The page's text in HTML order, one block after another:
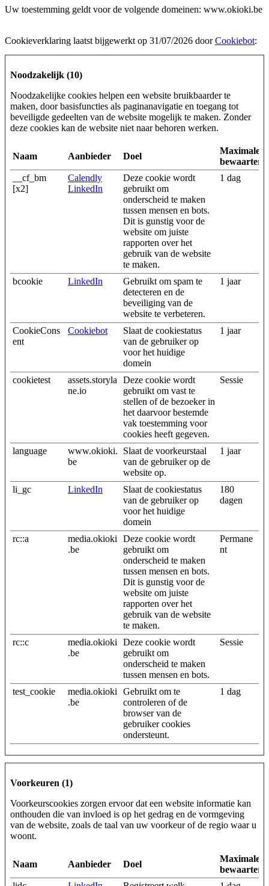
Uw toestemming geldt voor de volgende domeinen: www.okioki.be
Cookieverklaring laatst bijgewerkt op 31/07/2026 doorCookiebot:
Noodzakelijk (10)
Noodzakelijke cookies helpen een website bruikbaarder te
maken, door basisfuncties als paginanavigatie en toegang tot
beveiligde gedeelten van de website mogelijk te maken. Zonder
deze cookies kan de website niet naar behoren werken.
Naam Aanbieder Doel
Maximale
__cf_bm
[x2]
Calendly
LinkedIn
Deze cookie wordt
gebruikt om
onderscheid te maken
tussen mensen en bots.
Dit is gunstig voor de
website om juiste
rapporten over het
gebruik van de website
te maken.
1 dag
bcookie LinkedIn
Gebruikt om spam te
detecteren en de
beveiliging van de
website te verbeteren.
1 jaar
CookieCons
ent
Cookiebot
Slaat de cookiestatus
van de gebruiker op
voor het huidige
domein
1 jaar
cookietest
assets.storyla
ne.io
Deze cookie wordt
gebruikt om vast te
stellen of de bezoeker in
het daarvoor bestemde
vak toestemming voor
cookies heeft gegeven.
Sessie
language
www.okioki.
be
Slaat de voorkeurstaal
van de gebruiker op de
website op.
1 jaar
li_gc LinkedIn
Slaat de cookiestatus
van de gebruiker op
voor het huidige
domein
180
dagen
rc::a
media.okioki
.be
Deze cookie wordt
gebruikt om
onderscheid te maken
tussen mensen en bots.
Dit is gunstig voor de
website om juiste
rapporten over het
gebruik van de website
te maken.
Permane
nt
rc::c
media.okioki
.be
Deze cookie wordt
gebruikt om
onderscheid te maken
tussen mensen en bots.
Sessie
test_cookie
media.okioki
.be
Gebruikt om te
controleren of de
browser van de
gebruiker cookies
ondersteunt.
1 dag
Voorkeuren (1)
Voorkeurscookies zorgen ervoor dat een website informatie kan
onthouden die van invloed is op het gedrag en de vormgeving
van de website, zoals de taal van uw voorkeur of de regio waar u
woont.
Naam Aanbieder Doel
Maximale